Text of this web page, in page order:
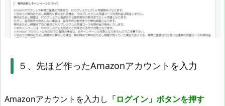
５、先ほど作ったAmazonアカウントを入力
Amazonアカウントを入力し 「ログイン」ボタンを押す